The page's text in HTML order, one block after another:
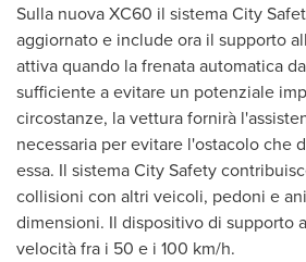
Sulla nuova XC60 il sistema City
aggiornato e include ora il supporto
attiva quando la frenata automatica
sufficiente a evitare un potenziale
circostanze, la vettura fornirà
necessaria per evitare l'ostacolo che
essa. Il sistema City Safety
collisioni con altri veicoli, pedoni e
dimensioni. Il dispositivo di supporto
velocità fra i 50 e i 100 km/h.